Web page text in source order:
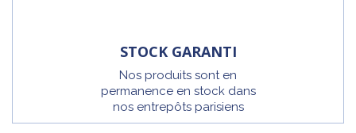
STOCK GARANTI
Nos produits sont en
permanence en stock dans
nos entrepôts parisiens